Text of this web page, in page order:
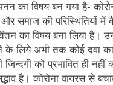
मनन का विषय बन गया है-
और समाज की परिस्थितियों
का विषय बना लिया है।
के लिये अभी तक कोई दवा
जिन्दगी को प्रभावित ही
है। कोरोना वायरस से